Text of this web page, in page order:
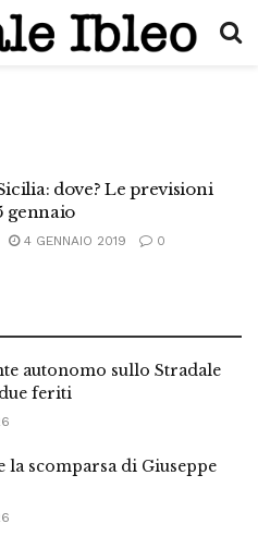
dove? Le previsioni
gennaio
4 GENNAIO 2019 0
autonomo sullo Stradale
feriti
la scomparsa di Giuseppe